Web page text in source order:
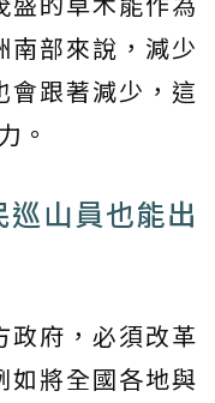
南部來說，減少
會跟著減少，這
。
山員也能出
政府，必須改革
如將全國各地與